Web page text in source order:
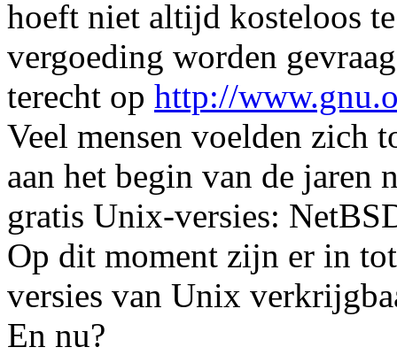
hoeft niet altijd kosteloos
vergoeding worden
terecht op http://
Veel mensen voelden zich
aan het begin van de jaren
gratis Unix-versies:
Op dit moment zijn er in
versies van Unix
En nu?